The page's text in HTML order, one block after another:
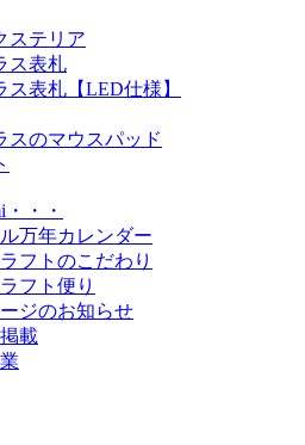
ステリア
ス表札
ス表札【LED仕様】
スのマウスパッド
・・・
万年カレンダー
フトのこだわり
フト便り
ジのお知らせ
載